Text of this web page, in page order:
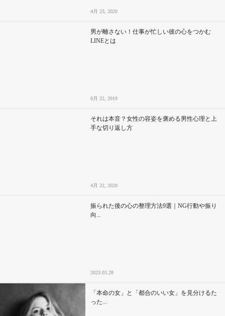
4月 23, 2020
男が離さない！仕事が忙しい彼の心をつかむ
LINEとは
8月 22, 2019
それは本音？女性の容姿を褒める男性心理と上
手な切り返し方
4月 22, 2020
振られた後の心の整理方法9選｜NG行動や振り
向...
2023.03.28
「本命の女」と「都合のいい女」を見分けるた
った...